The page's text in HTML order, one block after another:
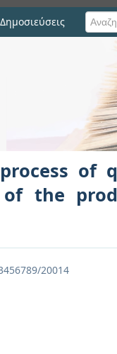
Δημοσιεύσεις
of
the
20014